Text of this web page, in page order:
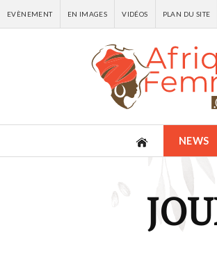
EVÈNEMENT EN IMAGES VIDÉOS PLAN DU SITE
NEWS